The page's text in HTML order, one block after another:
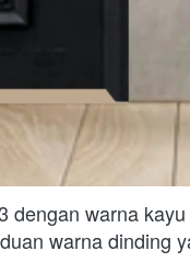
dengan warna
warna dinding